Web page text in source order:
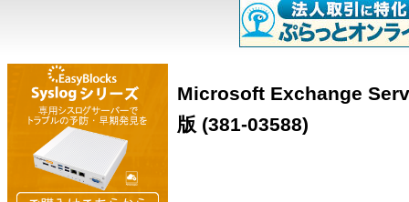
Microsoft Exchange
版 (381-03588)